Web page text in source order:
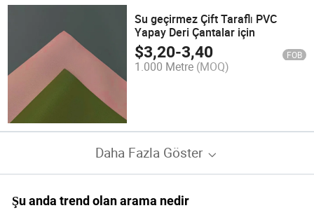
Su geçirmez Çift Taraflı PVC
Yapay Deri Çantalar için
$3,20-3,40 FOB
1.000 Metre (MOQ)
Daha Fazla Göster
Şu anda trend olan arama nedir